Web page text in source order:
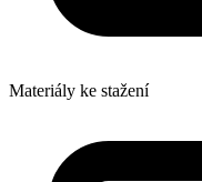
Materiály ke stažení